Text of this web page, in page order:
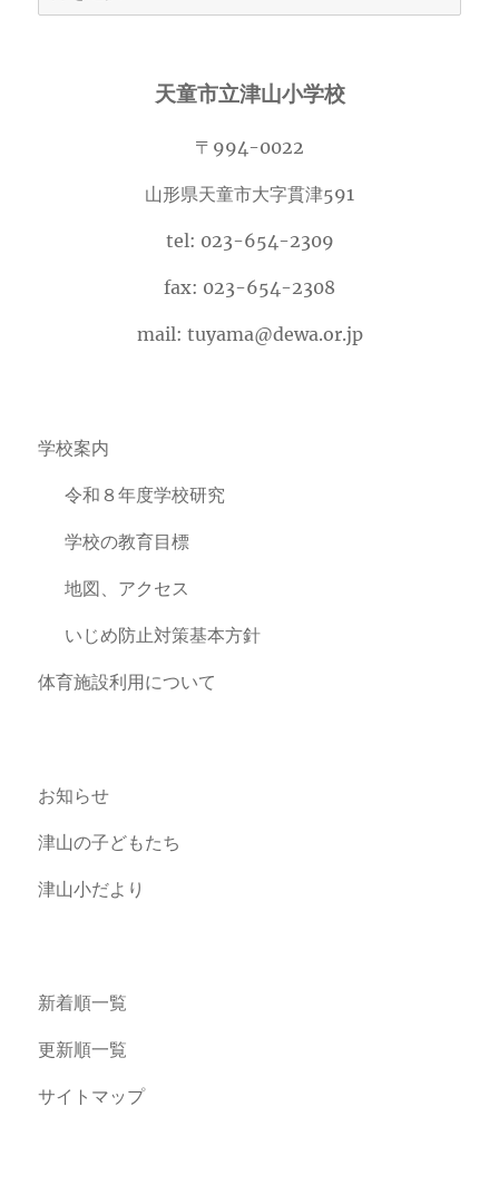
ー
天童市立津山小学校
〒994-0022
山形県天童市大字貫津591
tel: 023-654-2309
fax: 023-654-2308
mail: tuyama@dewa.or.jp
学校案内
令和８年度学校研究
学校の教育目標
地図、アクセス
いじめ防止対策基本方針
体育施設利用について
お知らせ
津山の子どもたち
津山小だより
新着順一覧
更新順一覧
サイトマップ